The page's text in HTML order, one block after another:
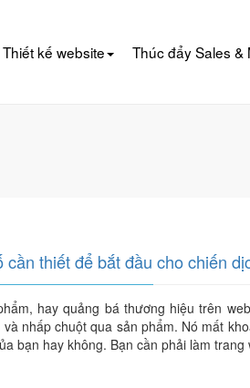
Thiết kế website Thúc đẩy Sales &
cần thiết để bắt đầu cho chiến
hay quảng bá thương hiệu trên
nhấp chuột qua sản phẩm. Nó mất
bạn hay không. Bạn cần phải làm